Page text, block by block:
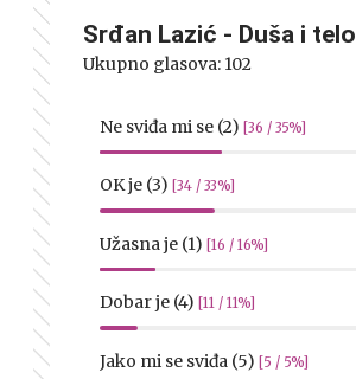
Srđan Lazić - Duša i telo
Ukupno glasova: 102
Ne sviđa mi se (2) [36 / 35%]
OK je (3) [34 / 33%]
Užasna je (1) [16 / 16%]
Dobar je (4) [11 / 11%]
Jako mi se sviđa (5) [5 / 5%]